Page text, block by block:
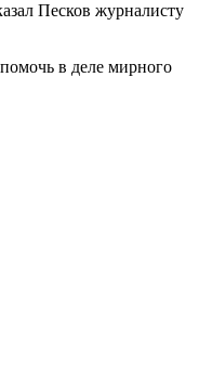
Песков журналисту
в деле мирного